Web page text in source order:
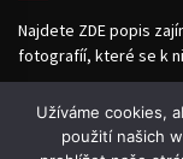
Najdete ZDE popis
fotografíí, které se k
Facebook
Užíváme cookies,
použití našich